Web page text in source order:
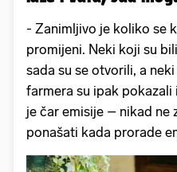
- Zanimljivo je koliko se
promijeni. Neki koji su
sada su se otvorili, a
farmera su ipak pokazali
je čar emisije – nikad ne
ponašati kada prorade